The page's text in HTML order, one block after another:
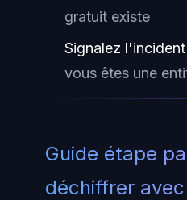
gratuit existe
Signalez l'incident
vous êtes une
Guide étape
déchiffrer